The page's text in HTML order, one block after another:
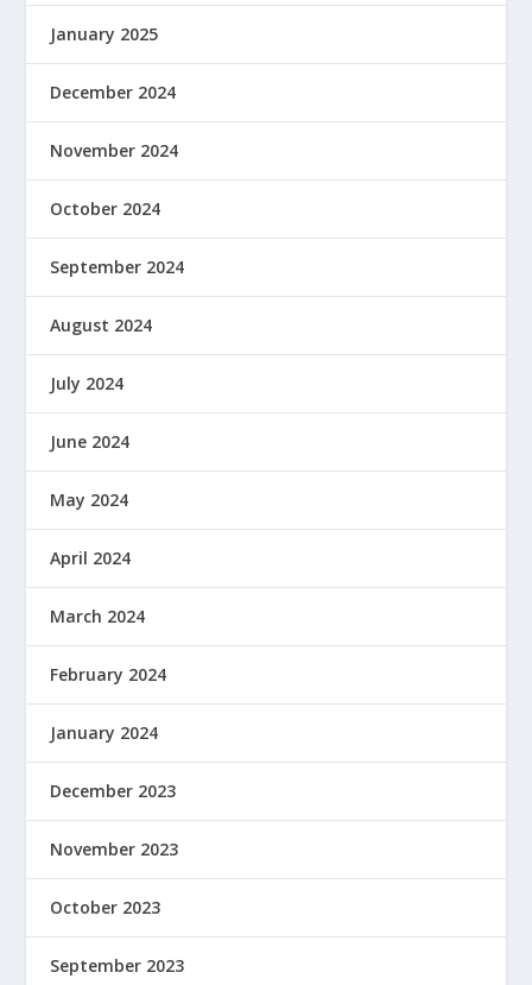
January 2025
December 2024
November 2024
October 2024
September 2024
August 2024
July 2024
June 2024
May 2024
April 2024
March 2024
February 2024
January 2024
December 2023
November 2023
October 2023
September 2023